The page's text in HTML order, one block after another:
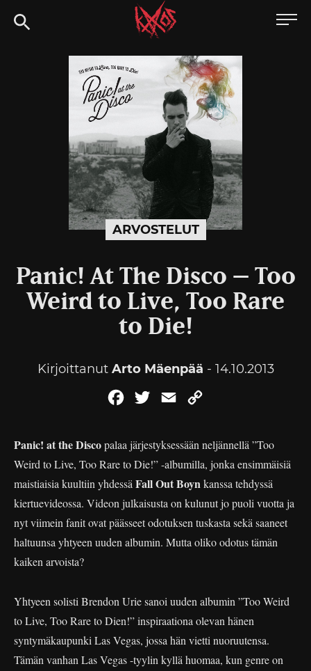
Siirry
suoraan
Kaaoszine
ARVOSTELUT
Panic! At The Disco – Too
Weird to Live, Too Rare
to Die!
Kirjoittanut Arto Mäenpää - 14.10.2013
FacebookTwitterEmail
Panic! at the Discopalaa järjestyksessään neljännellä ”Too
Weird to Live, Too Rare to Die!” -albumilla, jonka ensimmäisiä
maistiaisia kuultiin yhdessä Fall Out Boynkanssa tehdyssä
kiertuevideossa. Videon julkaisusta on kulunut jo puoli vuotta ja
nyt viimein fanit ovat päässeet odotuksen tuskasta sekä saaneet
haltuunsa yhtyeen uuden albumin. Mutta oliko odotus tämän
kaiken arvoista?
Yhtyeen solisti Brendon Urie sanoi uuden albumin ”Too Weird
to Live, Too Rare to Dien!” inspiraationa olevan hänen
syntymäkaupunki Las Vegas, jossa hän vietti nuoruutensa.
Tämän vanhan Las Vegas -tyylin kyllä huomaa, kun genre on